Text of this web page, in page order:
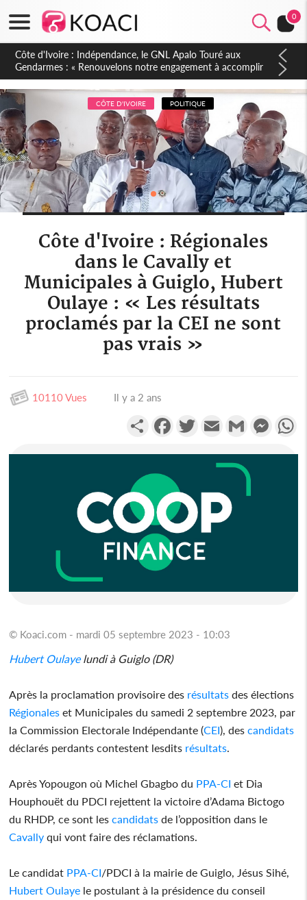
0
Sierra Leone : Un projet de réforme constitutionnelle en
gestation, points clés des amendements, un exclu d'avance
CÔTE D'IVOIRE POLITIQUE
Côte d'Ivoire : Régionales
dans le Cavally et
Municipales à Guiglo, Hubert
Oulaye : « Les résultats
proclamés par la CEI ne sont
pas vrais »
10110 Vues Il y a 2 ans
PartagerFacebookTwitterEmail Gmail
© Koaci.com - mardi 05 septembre 2023 - 10:03
Hubert Oulayelundi à Guiglo (DR)
Après la proclamation provisoire des résultats des élections
Régionales et Municipales du samedi 2 septembre 2023, par
la Commission Electorale Indépendante (CEI), descandidats
déclarés perdants contestent lesdits résultats
Après Yopougon où Michel Gbagbo du PPA-CI et Dia
Houphouët du PDCI rejettent la victoire d’Adama Bictogo
du RHDP, ce sont lescandidats de l’opposition dans le
Cavally qui vont faire des réclamations.
Le candidat PPA-CI/PDCI à la mairie de Guiglo, Jésus Sihé,
Hubert Oulaye le postulant à la présidence du conseil